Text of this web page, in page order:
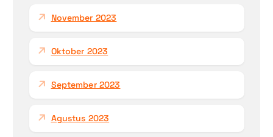
November 2023
Oktober 2023
September 2023
Agustus 2023